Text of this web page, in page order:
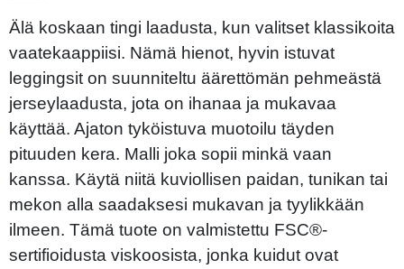
Älä koskaan tingi laadusta, kun valitset klassikoita
vaatekaappiisi. Nämä hienot, hyvin istuvat
leggingsit on suunniteltu äärettömän pehmeästä
jerseylaadusta, jota on ihanaa ja mukavaa
käyttää. Ajaton tyköistuva muotoilu täyden
pituuden kera. Malli joka sopii minkä vaan
kanssa. Käytä niitä kuviollisen paidan, tunikan tai
mekon alla saadaksesi mukavan ja tyylikkään
ilmeen. Tämä tuote on valmistettu FSC®-
sertifioidusta viskoosista, jonka kuidut ovat